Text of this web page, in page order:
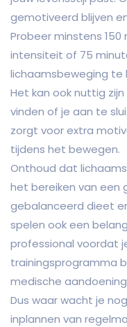
gemotiveerd blijven
Probeer minstens
intensiteit of 75
lichaamsbeweging te
Het kan ook nuttig
vinden of je aan te
zorgt voor extra
tijdens het bewegen.
Onthoud dat
het bereiken van een
gebalanceerd dieet
spelen ook een
professional voordat
trainingsprogramma
medische
Dus waar wacht je
inplannen van